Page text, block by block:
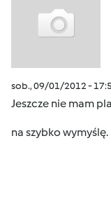
sob., 09/01/2012 -
Jeszcze nie mam
na szybko wymyślę.